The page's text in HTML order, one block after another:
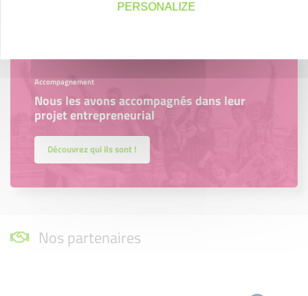
Accompagnement
Nous les avons accompagnés dans leur
projet entrepreneurial
Découvrez qui ils sont !
Nos partenaires
PERSONALIZE